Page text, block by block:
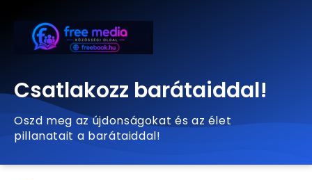
Csatlakozz barátaiddal!
Oszd meg az újdonságokat és az élet
pillanatait a barátaiddal!